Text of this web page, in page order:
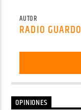
AUTOR
RADIO GUARDO
OPINIONES